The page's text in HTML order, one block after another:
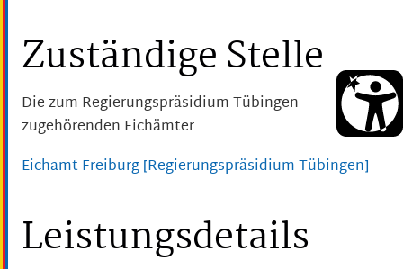
Zuständige Stelle
Die zum Regierungspräsidium Tübingen
zugehörenden Eichämter
Eichamt Freiburg [Regierungspräsidium Tübingen]
Leistungsdetails